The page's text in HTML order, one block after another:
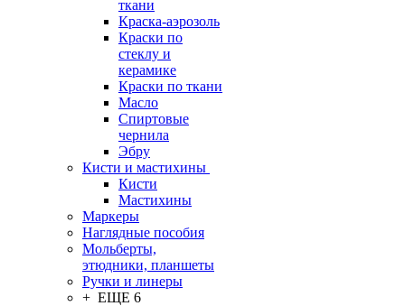
ткани
Краска-аэрозоль
Краски по
стеклу и
керамике
Краски по ткани
Масло
Спиртовые
чернила
Эбру
Кисти и мастихины
Кисти
Мастихины
Маркеры
Наглядные пособия
Мольберты,
этюдники, планшеты
Ручки и линеры
+ ЕЩЕ 6